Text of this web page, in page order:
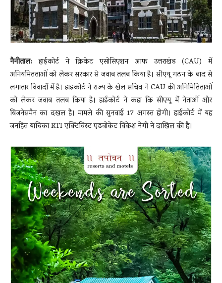
LIVE
नैनीताल: हाईकोर्ट ने क्रिकेट एसोसिएशन आफ उत्तराखंड (CAU) में
अनियमितताओं को लेकर सरकार से जवाब तलब किया है। सीएयू गठन के बाद से
लगातार विवादों में है। हाइकोर्ट ने राज्य के खेल सचिव ने CAU की अनिमितिताओं
को लेकर जवाब तलब किया है। हाईकोर्ट ने कहा कि सीएयू में नेताओं और
बिजनेसमैन का दखल है। मामले की सुनवाई 17 अगस्त होगी। हाईकोर्ट में यह
जनहित याचिका RTI एक्टिविस्ट एडवोकेट विकेश नेगी ने दाखिल की है।